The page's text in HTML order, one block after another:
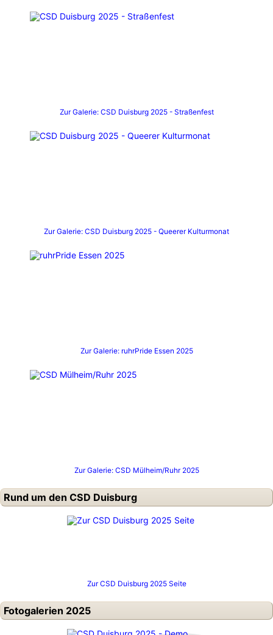
Zur Galerie: CSD Duisburg 2025 - Straßenfest
Zur Galerie: CSD Duisburg 2025 - Queerer Kulturmonat
Zur Galerie: ruhrPride Essen 2025
Zur Galerie: CSD Mülheim/Ruhr 2025
Rund um den CSD Duisburg
Zur CSD Duisburg 2025 Seite
Fotogalerien 2025